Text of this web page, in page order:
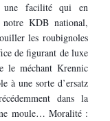
une facilité qui en
notre KDB national,
les roubignoles
de figurant de luxe
le méchant Krennic
à une sorte d’ersatz
dans la
moule… Moralité :